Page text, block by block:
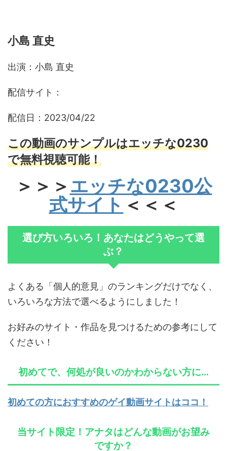
小島 直史
出演：小島 直史
配信サイト：
配信日：2023/04/22
この動画のサンプルはエッチな0230
で無料視聴可能！
＞＞＞ エッチな0230公
式サイト ＜＜＜
選び方いろいろ！あなたはどうやって選
ぶ？
よくある「個人的意見」のランキングだけでなく、
いろいろな方法で選べるようにしました！
お好みのサイト・作品を見つけるための参考にして
ください！
初めてで、何処が良いのかわからない方に…
初めての方におすすめのゲイ動画サイトはココ！
当サイト限定！アナタはどんな動画がお望み
ですか？